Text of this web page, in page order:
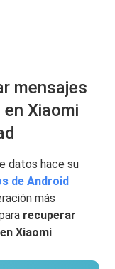
mensajes
Xiaomi
datos hace su
de Android
más
recuperar
Xiaomi.